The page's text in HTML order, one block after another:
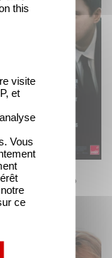
del Cremlino
this
visite
et
Vous
ce